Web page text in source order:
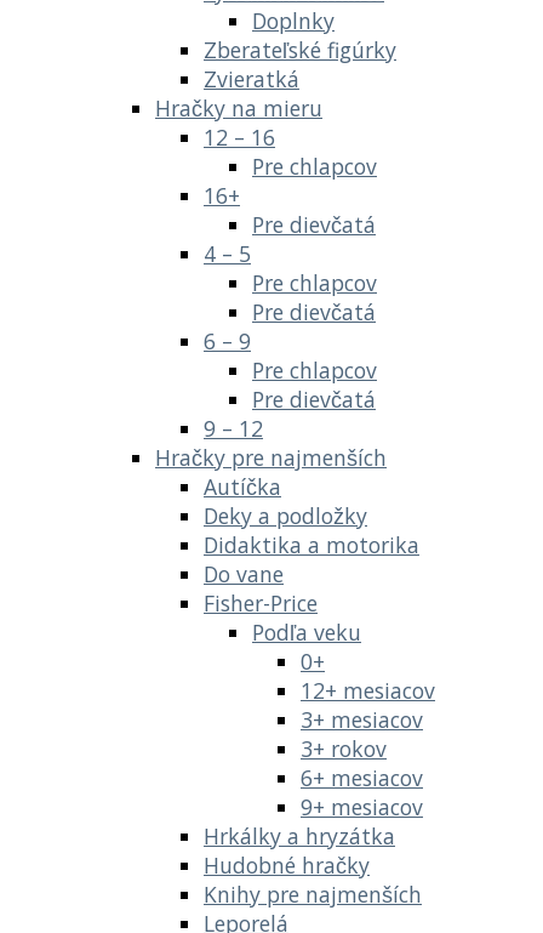
Doplnky
Zberateľské figúrky
Zvieratká
Hračky na mieru
12 – 16
Pre chlapcov
16+
Pre dievčatá
4 – 5
Pre chlapcov
Pre dievčatá
6 – 9
Pre chlapcov
Pre dievčatá
9 – 12
Hračky pre najmenších
Autíčka
Deky a podložky
Didaktika a motorika
Do vane
Fisher-Price
Podľa veku
0+
12+ mesiacov
3+ mesiacov
3+ rokov
6+ mesiacov
9+ mesiacov
Hrkálky a hryzátka
Hudobné hračky
Knihy pre najmenších
Leporelá